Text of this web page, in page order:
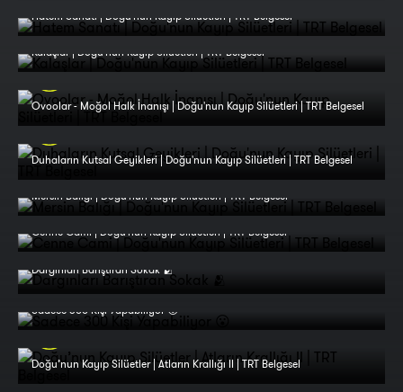
Hatem Sanatı | Doğu'nun Kayıp Silüetleri | TRT Belgesel
Kalaşlar | Doğu'nun Kayıp Silüetleri | TRT Belgesel
Ovoolar - Moğol Halk İnanışı | Doğu'nun Kayıp Silüetleri | TRT Belgesel
Duhaların Kutsal Geyikleri | Doğu'nun Kayıp Silüetleri | TRT Belgesel
Mersin Balığı | Doğu'nun Kayıp Silüetleri | TRT Belgesel
Cenne Cami | Doğu'nun Kayıp Silüetleri | TRT Belgesel
Dargınları Barıştıran Sokak 🫂
Sadece 300 Kişi Yapabiliyor 😮
Doğu’nun Kayıp Silüetler | Atların Krallığı II | TRT Belgesel